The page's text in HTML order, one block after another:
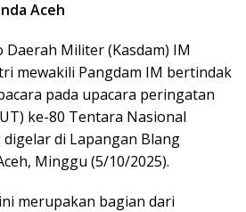
Aceh
Daerah Militer (Kasdam) IM
mewakili Pangdam IM bertindak
pada upacara peringatan
ke-80 Tentara Nasional
di Lapangan Blang
Minggu (5/10/2025).
merupakan bagian dari